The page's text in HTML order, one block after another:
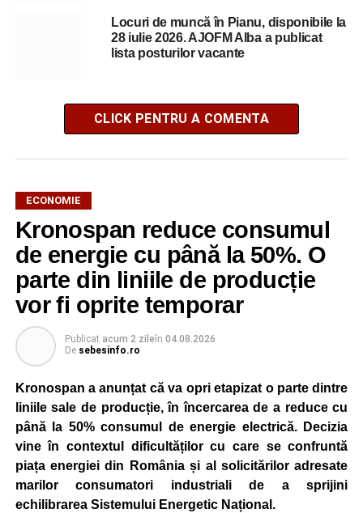
Locuri de muncă în Pianu, disponibile la
28 iulie 2026. AJOFM Alba a publicat
lista posturilor vacante
CLICK PENTRU A COMENTA
ECONOMIE
Kronospan reduce consumul
de energie cu până la 50%. O
parte din liniile de producție
vor fi oprite temporar
Publicat acum 2 zileîn 04.08.2026
De sebesinfo.ro
Kronospan a anunțat că va opri etapizat o parte dintre
liniile sale de producție, în încercarea de a reduce cu
până la 50% consumul de energie electrică. Decizia
vine în contextul dificultăților cu care se confruntă
piața energiei din România și al solicitărilor adresate
marilor consumatori industriali de a sprijini
echilibrarea Sistemului Energetic Național.